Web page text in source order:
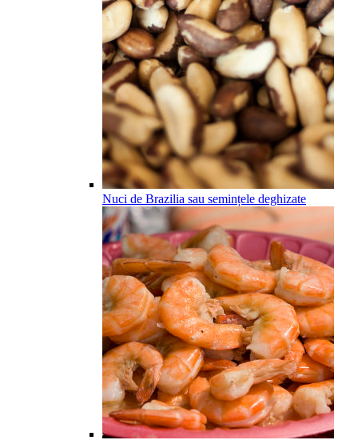
Nuci de Brazilia sau semințele deghizate